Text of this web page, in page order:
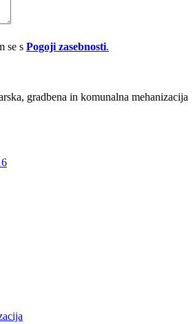
se s Pogoji zasebnosti.
gradbena in komunalna mehanizacija